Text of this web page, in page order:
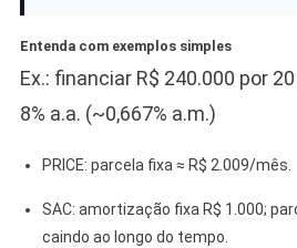
Entenda com exemplos simples
Ex.: financiar R$ 240.000 por
8% a.a. (~0,667% a.m.)
PRICE: parcela fixa ≈ R$ 2.009/mês.
SAC: amortização fixa R$ 1.000;
caindo ao longo do tempo.